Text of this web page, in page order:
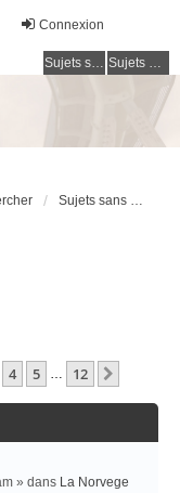
Connexion
Sujets sans réponse Sujets actifs
Sujets sans réponse
4 5 … 12
» dans La Norvege